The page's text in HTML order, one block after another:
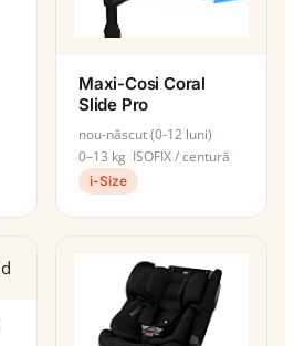
Maxi-Cosi Coral
Slide Pro
nou-născut (0-12 luni)
0–13 kg ISOFIX / centură
i-Size